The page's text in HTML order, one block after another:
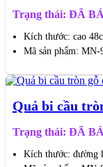
Trạng thái: ĐÃ
Kích thước: cao
Mã sản phẩm: MN-
Quả bi cầu
Trạng thái: ĐÃ
Kích thước: đường